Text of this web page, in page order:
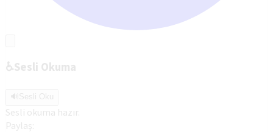
♿Sesli Okuma
🔊 Sesli Oku
Sesli okuma hazır.
Paylaş: